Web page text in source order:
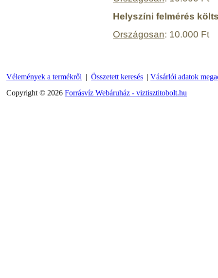
Helyszíni felmérés
Országosan: 10.000 Ft
Vélemények a termékről | Összetett keresés | Vásárlói adatok
Copyright © 2026 Forrásvíz Webáruház - viztisztitobolt.hu